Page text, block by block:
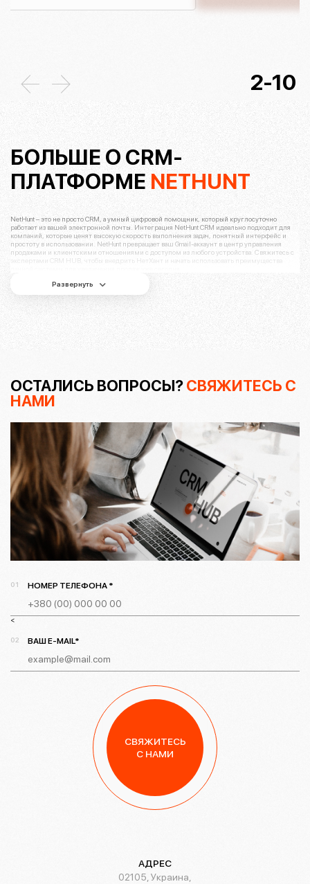
2-10
БОЛЬШЕ О CRM-
ПЛАТФОРМЕ NETHUNT
NetHunt – это не просто CRM, а умный цифровой помощник, который круглосуточно
работает из вашей электронной почты. Интеграция NetHunt CRM идеально подходит для
компаний, которые ценят высокую скорость выполнения задач, понятный интерфейс и
простоту в использовании. NetHunt превращает ваш Gmail-аккаунт в центр управления
продажами и клиентскими отношениями с доступом из любого устройства. Свяжитесь с
экспертами CRM HUB, чтобы внедрить НетХант и начать использовать преимущества
Развернуть
ОСТАЛИСЬ ВОПРОСЫ?СВЯЖИТЕСЬ С
НАМИ
<
НОМЕР ТЕЛЕФОНА *
ВАШ E-MAIL*
СВЯЖИТЕСЬ
С НАМИ
АДРЕС
02105, Украина,